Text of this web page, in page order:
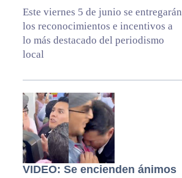
Este viernes 5 de junio se entregarán
los reconocimientos e incentivos a
lo más destacado del periodismo
local
VIDEO: Se encienden ánimos